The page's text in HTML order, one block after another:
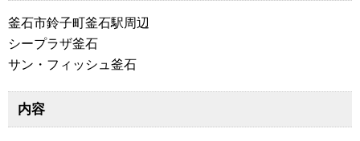
釜石市鈴子町釜石駅周辺
シープラザ釜石
サン・フィッシュ釜石
内容